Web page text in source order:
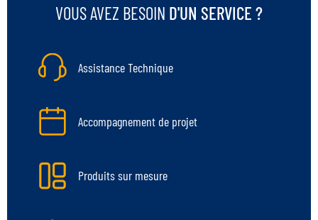
VOUS AVEZ BESOIN D'UN SERVICE ?
Assistance Technique
Accompagnement de projet
Produits sur mesure